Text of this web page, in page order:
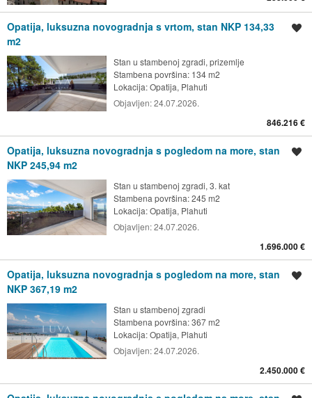
Opatija, luksuzna novogradnja s vrtom, stan NKP 134,33
m2
Stan u stambenoj zgradi, prizemlje
Stambena površina: 134 m2
Lokacija:Opatija, Plahuti
Objavljen:24.07.2026.
846.216 €
Opatija, luksuzna novogradnja s pogledom na more, stan
NKP 245,94 m2
Stan u stambenoj zgradi, 3. kat
Stambena površina: 245 m2
Lokacija:Opatija, Plahuti
Objavljen:24.07.2026.
1.696.000 €
Opatija, luksuzna novogradnja s pogledom na more, stan
NKP 367,19 m2
Stan u stambenoj zgradi
Stambena površina: 367 m2
Lokacija:Opatija, Plahuti
Objavljen:24.07.2026.
2.450.000 €